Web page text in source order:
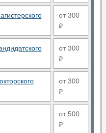
от 300
₽
от 300
₽
от 300
₽
от 500
₽